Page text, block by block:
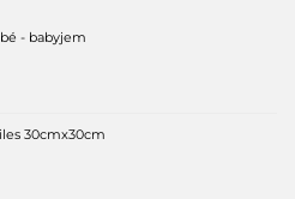
- babyjem
30cmx30cm